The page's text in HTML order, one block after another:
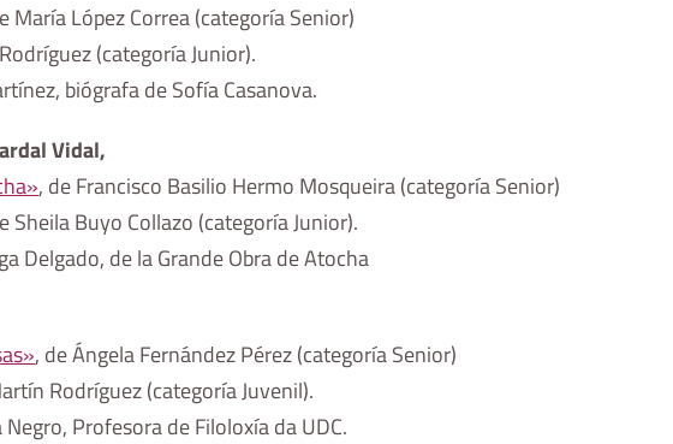
María López Correa (categoría Senior)
(categoría Junior).
biógrafa de Sofía Casanova.
Vidal,
, de Francisco Basilio Hermo Mosqueira (categoría Senior)
Sheila Buyo Collazo (categoría Junior).
Delgado, de la Grande Obra de Atocha
, de Ángela Fernández Pérez (categoría Senior)
Rodríguez (categoría Juvenil).
Profesora de Filoloxía da UDC.